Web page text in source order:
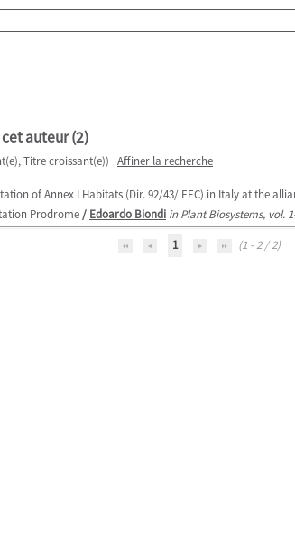
auteur (2)
Titre croissant(e)) Affiner la recherche
of Annex I Habitats (Dir. 92/43/ EEC) in Italy at the
Prodrome/ Edoardo Biondi in Plant Biosystems, vol.
1
(1 - 2 / 2)